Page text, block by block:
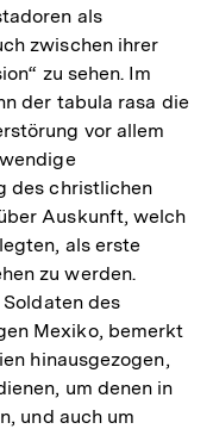
als
zwischen ihrer
zu sehen. Im
der tabula rasa die
vor allem
des christlichen
Auskunft, welch
als erste
zu werden.
des
Mexiko, bemerkt
hinausgezogen,
um denen in
und auch um